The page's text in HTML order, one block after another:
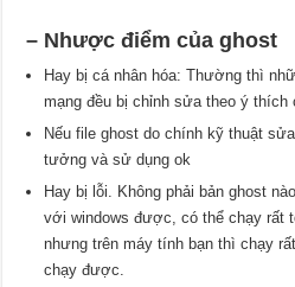
– Nhược điểm của ghost
Hay bị cá nhân hóa: Thường thì
mạng đều bị chỉnh sửa theo ý thích
Nếu file ghost do chính kỹ thuật
tưởng và sử dụng ok
Hay bị lỗi. Không phải bản ghost
với windows được, có thể chạy rất
nhưng trên máy tính bạn thì chạy
chạy được.